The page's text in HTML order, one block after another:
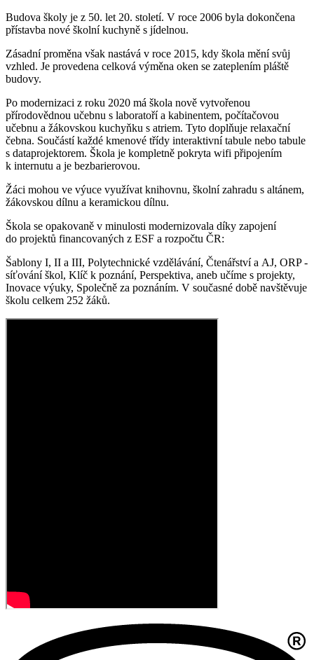
Budova školy je z 50. let 20. století. V roce 2006 byla dokončena
přístavba nové školní kuchyně s jídelnou.
Zásadní proměna však nastává v roce 2015, kdy škola mění svůj
vzhled. Je provedena celková výměna oken se zateplením pláště
budovy.
Po modernizaci z roku 2020 má škola nově vytvořenou
přírodovědnou učebnu s laboratoří a kabinentem, počítačovou
učebnu a žákovskou kuchyňku s atriem. Tyto doplňuje relaxační
čebna. Součástí každé kmenové třídy interaktivní tabule nebo tabule
s dataprojektorem. Škola je kompletně pokryta wifi připojením
k internutu a je bezbarierovou.
Žáci mohou ve výuce využívat knihovnu, školní zahradu s altánem,
žákovskou dílnu a keramickou dílnu.
Škola se opakovaně v minulosti modernizovala díky zapojení
do projektů financovaných z ESF a rozpočtu ČR:
Šablony I, II a III, Polytechnické vzdělávání, Čtenářství a AJ, ORP -
síťování škol, Klíč k poznání, Perspektiva, aneb učíme s projekty,
Inovace výuky, Společně za poznáním. V současné době navštěvuje
školu celkem 252 žáků.